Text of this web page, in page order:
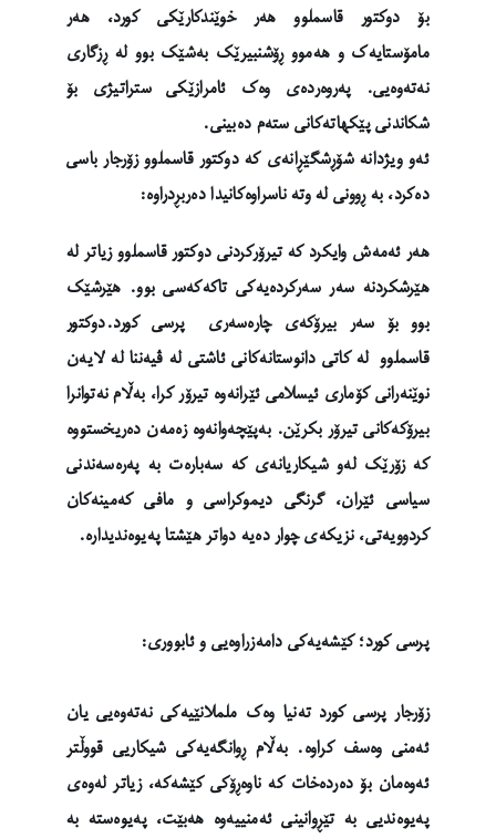
بۆ دوکتور قاسملوو هەر خوێندکارێکی کورد، هەر
مامۆستایەک و هەموو ڕۆشنبیرێک بەشێک بوو لە ڕزگاری
نەتەوەیی. پەروەردەی وەک ئامرازێکی ستراتیژی بۆ
شکاندنی پێکهاتەکانی ستەم دەبینی.
ئەو ویژدانه شۆڕشگێڕانەی کە دوکتور قاسملوو زۆرجار باسی
دەکرد، بە ڕوونی لە وتە ناسراوەکانیدا دەربڕدراوە:
هەر ئەمەش وایکرد کە تیرۆرکردنی دوکتور قاسملوو زیاتر لە
هێرشکردنە سەر سەرکردەیەکی تاکەکەسی بوو. هێرشێک
بوو بۆ سەر بیرۆکەی چارەسەری پرسی کورد.دوکتور
قاسملوو لە کاتی دانوستانەکانی ئاشتی لە ڤیەننا لە لایەن
نوێنەرانی کۆماری ئیسلامی ئێرانەوە تیرۆر کرا، بەڵام نەتوانرا
بیرۆکەکانی تیرۆر بکرێن. بەپێچەوانەوە زەمەن دەریخستووە
کە زۆرێک لەو شیکاریانەی کە سەبارەت بە پەرەسەندنی
سیاسی ئێران، گرنگی دیموکراسی و مافی کەمینەکان
کردوویەتی، نزیکەی چوار دەیە دواتر هێشتا پەیوەندیدارە.
پرسی کورد؛ کێشەیەکی دامەزراوەیی و ئابووری:
زۆرجار پرسی کورد تەنیا وەک ململانێیەکی نەتەوەیی یان
ئەمنی وەسف کراوە. بەڵام ڕوانگەیەکی شیکاریی قووڵتر
ئەوەمان بۆ دەردەخات کە ناوەڕۆکی کێشەکە، زیاتر لەوەی
پەیوەندیی بە تێڕوانینی ئەمنییەوە هەبێت، پەیوەستە بە